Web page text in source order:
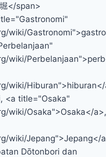
</span>
wiki/
wiki/
wiki/
<a title="Osaka"
wiki/Osaka">Osaka</
wiki/Jepang">Jepang</
Dōtonbori dan